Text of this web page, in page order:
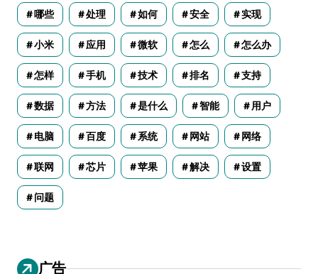
哪些 处理 如何 安全 实现
小米 应用 微软 怎么 怎么办
怎样 手机 技术 排名 支持
数据 方法 是什么 智能 用户
电脑 百度 系统 网站 网络
联网 芯片 苹果 解决 设置
问题
广告